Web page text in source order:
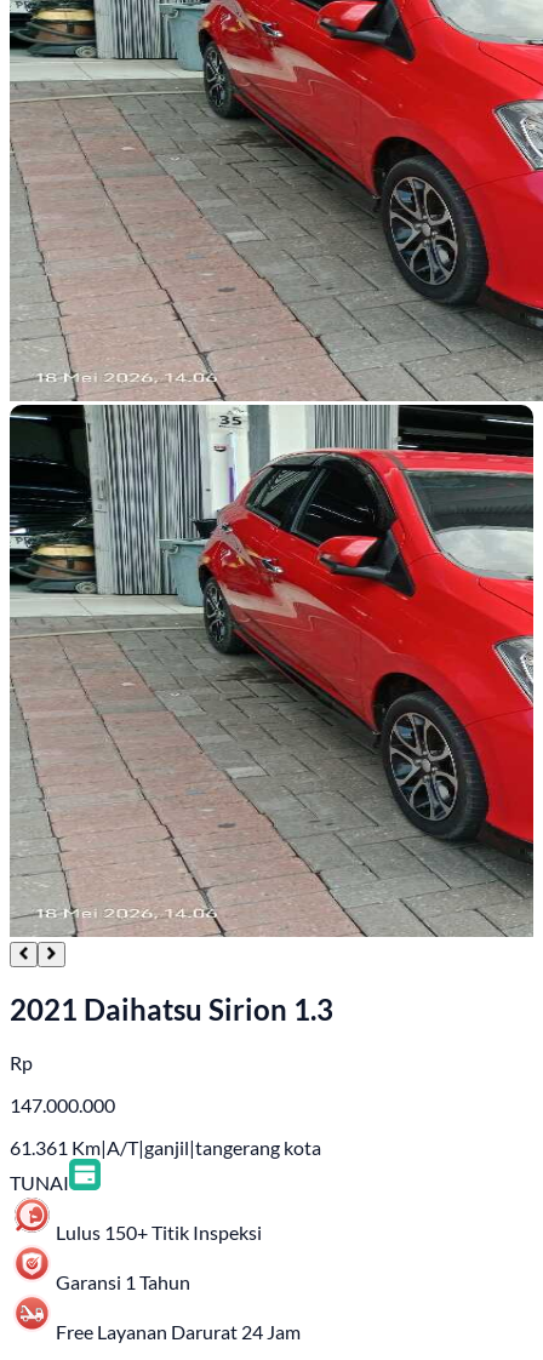
2021 Daihatsu Sirion 1.3
Rp
147.000.000
61.361 Km|A/T|ganjil|tangerang kota
TUNAI
Lulus 150+ Titik Inspeksi
Garansi 1 Tahun
Free Layanan Darurat 24 Jam